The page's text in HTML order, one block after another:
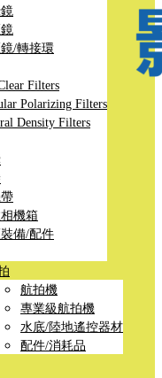
/轉接環
Filters
Polarizing Filters
Density Filters
機箱
備/配件
航拍機
專業級航拍機
水底/陸地遙控器材
配件/消耗品